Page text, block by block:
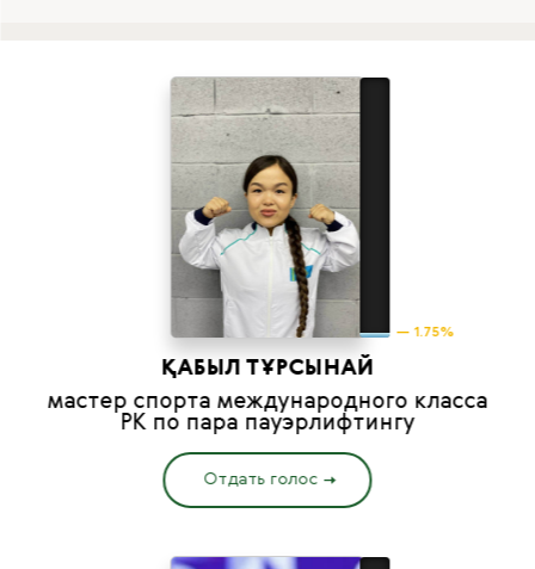
— 1.75%
ҚАБЫЛ ТҰРСЫНАЙ
мастер спорта международного класса
РК по пара пауэрлифтингу
Отдать голос